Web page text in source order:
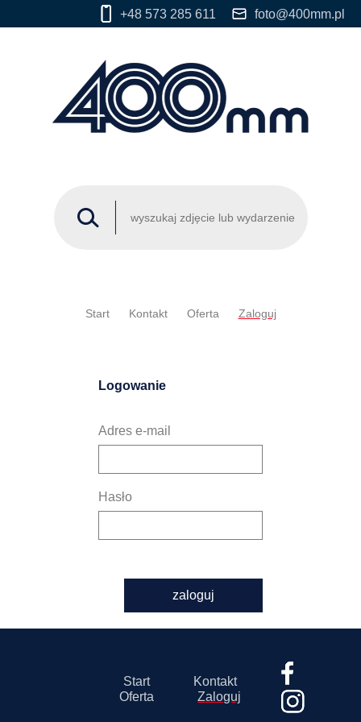
+48 573 285 611 foto@400mm.pl
Start Kontakt Oferta Zaloguj
Logowanie
Adres e-mail
Hasło
zaloguj
Start
Kontakt
Oferta
Zaloguj